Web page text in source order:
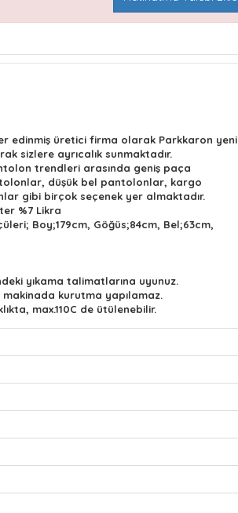
edinmiş üretici firma olarak Parkkaron yeni
sizlere ayrıcalık sunmaktadır.
trendleri arasında geniş paça
düşük bel pantolonlar, kargo
gibi birçok seçenek yer almaktadır.
%7 Likra
Boy;179cm, Göğüs;84cm, Bel;63cm,
yıkama talimatlarına uyunuz.
kurutma yapılamaz.
max.110C de ütülenebilir.